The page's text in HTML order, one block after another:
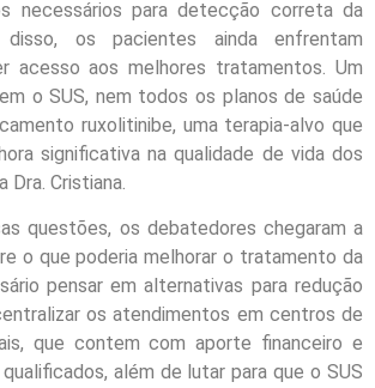
necessários para detecção correta da
disso, os pacientes ainda enfrentam
acesso aos melhores tratamentos. Um
o SUS, nem todos os planos de saúde
ruxolitinibe, uma terapia-alvo que
significativa na qualidade de vida dos
Dra. Cristiana.
questões, os debatedores chegaram a
o que poderia melhorar o tratamento da
pensar em alternativas para redução
os atendimentos em centros de
que contem com aporte financeiro e
além de lutar para que o SUS